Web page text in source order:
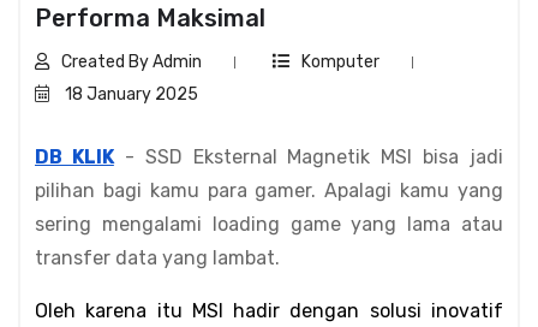
Performa Maksimal
Created By Admin
Komputer
18 January 2025
DB KLIK- SSD Eksternal Magnetik MSI bisa jadi
pilihan bagi kamu para gamer. Apalagi kamu yang
sering mengalami loading game yang lama atau
transfer data yang lambat.
Oleh karena itu MSI hadir dengan solusi inovatif